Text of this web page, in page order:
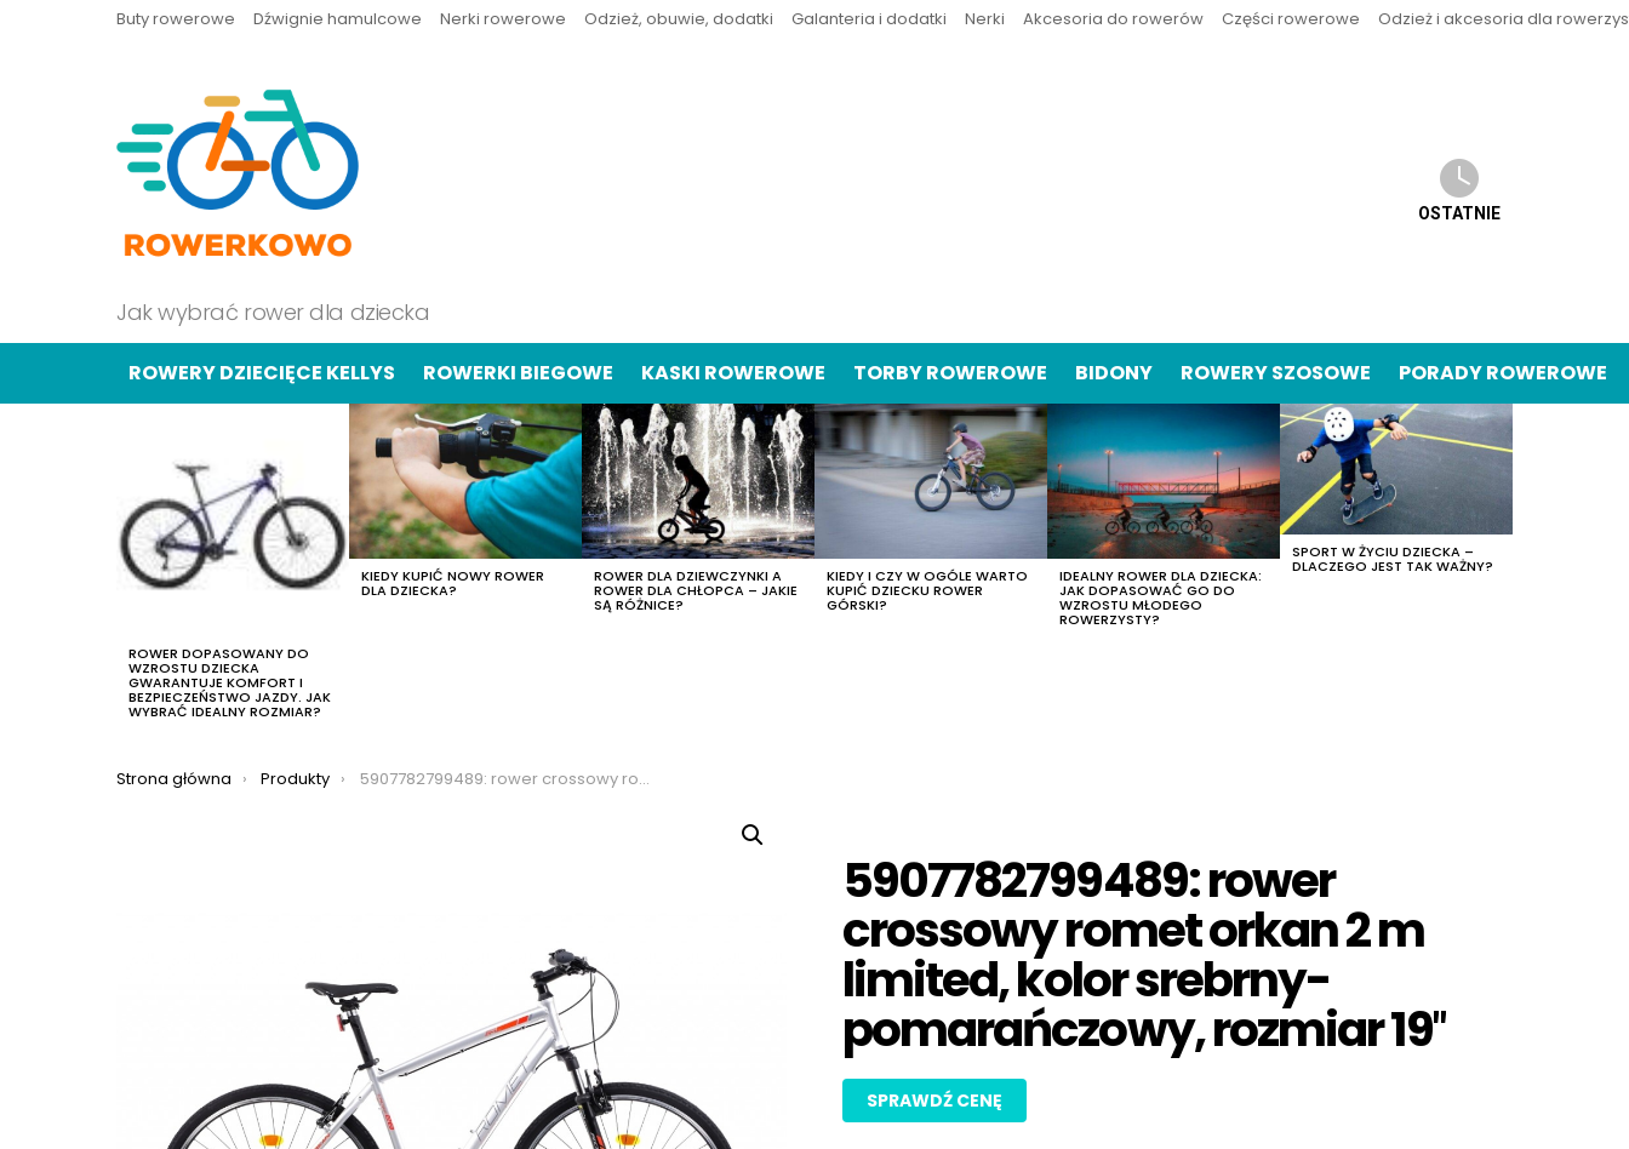
Buty rowerowe Dźwignie hamulcowe Nerki rowerowe Odzież, obuwie, dodatki Galanteria i dodatki Nerki Akcesoria do rowerów Części rowerowe Odzież i akcesoria dla
Jak wybrać rower dla dziecka
OSTATNIE
ROWERY DZIECIĘCE KELLYS ROWERKI BIEGOWE KASKI ROWEROWE TORBY ROWEROWE BIDONY ROWERY SZOSOWE PORADY ROWEROWE
ROWER DOPASOWANY DO
WZROSTU DZIECKA
GWARANTUJE KOMFORT I
BEZPIECZEŃSTWO JAZDY. JAK
WYBRAĆ IDEALNY ROZMIAR?
KIEDY KUPIĆ NOWY ROWER
DLA DZIECKA?
ROWER DLA DZIEWCZYNKI A
ROWER DLA CHŁOPCA – JAKIE
SĄ RÓŻNICE?
KIEDY I CZY W OGÓLE WARTO
KUPIĆ DZIECKU ROWER
GÓRSKI?
IDEALNY ROWER DLA DZIECKA:
JAK DOPASOWAĆ GO DO
WZROSTU MŁODEGO
ROWERZYSTY?
SPORT W ŻYCIU DZIECKA –
DLACZEGO JEST TAK WAŻNY?
Jesteś tutaj:
Strona główna Produkty 5907782799489: rower crossowy romet orkan 2 m limited, kolor srebrny-pomarańczowy, rozmiar 19″
5907782799489: rower
crossowy romet orkan 2 m
limited, kolor srebrny-
pomarańczowy, rozmiar 19″
SPRAWDŹ CENĘ